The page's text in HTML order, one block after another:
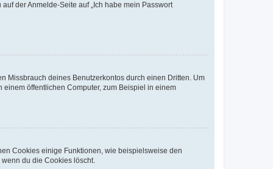
der Anmelde-Seite auf „Ich habe mein Passwort
Missbrauch deines Benutzerkontos durch einen Dritten. Um
öffentlichen Computer, zum Beispiel in einem
Cookies einige Funktionen, wie beispielsweise den
du die Cookies löscht.